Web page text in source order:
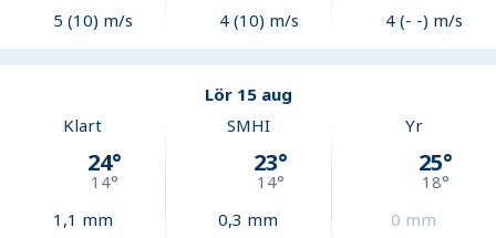
5 (10) m/s
4 (10) m/s
4 (- -) m/s
Lör 15 aug
Klart
24°
14°
1,1 mm
SMHI
23°
14°
0,3 mm
Yr
25°
18°
0 mm